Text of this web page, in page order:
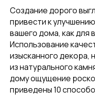
Создание дорого
привести к
вашего дома, как для
Использование
изысканного декора,
из натурального
дому ощущение
приведены 10